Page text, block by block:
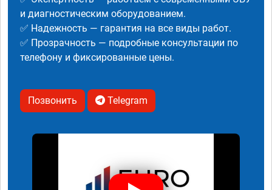
и диагностическим оборудованием.
✅ Надежность — гарантия на все виды работ.
✅ Прозрачность — подробные консультации по
телефону и фиксированные цены.
Позвонить Telegram